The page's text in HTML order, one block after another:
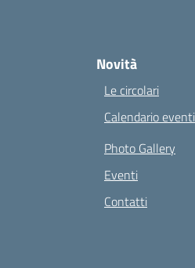
Novità
Le circolari
Calendario eventi
Photo Gallery
Eventi
Contatti